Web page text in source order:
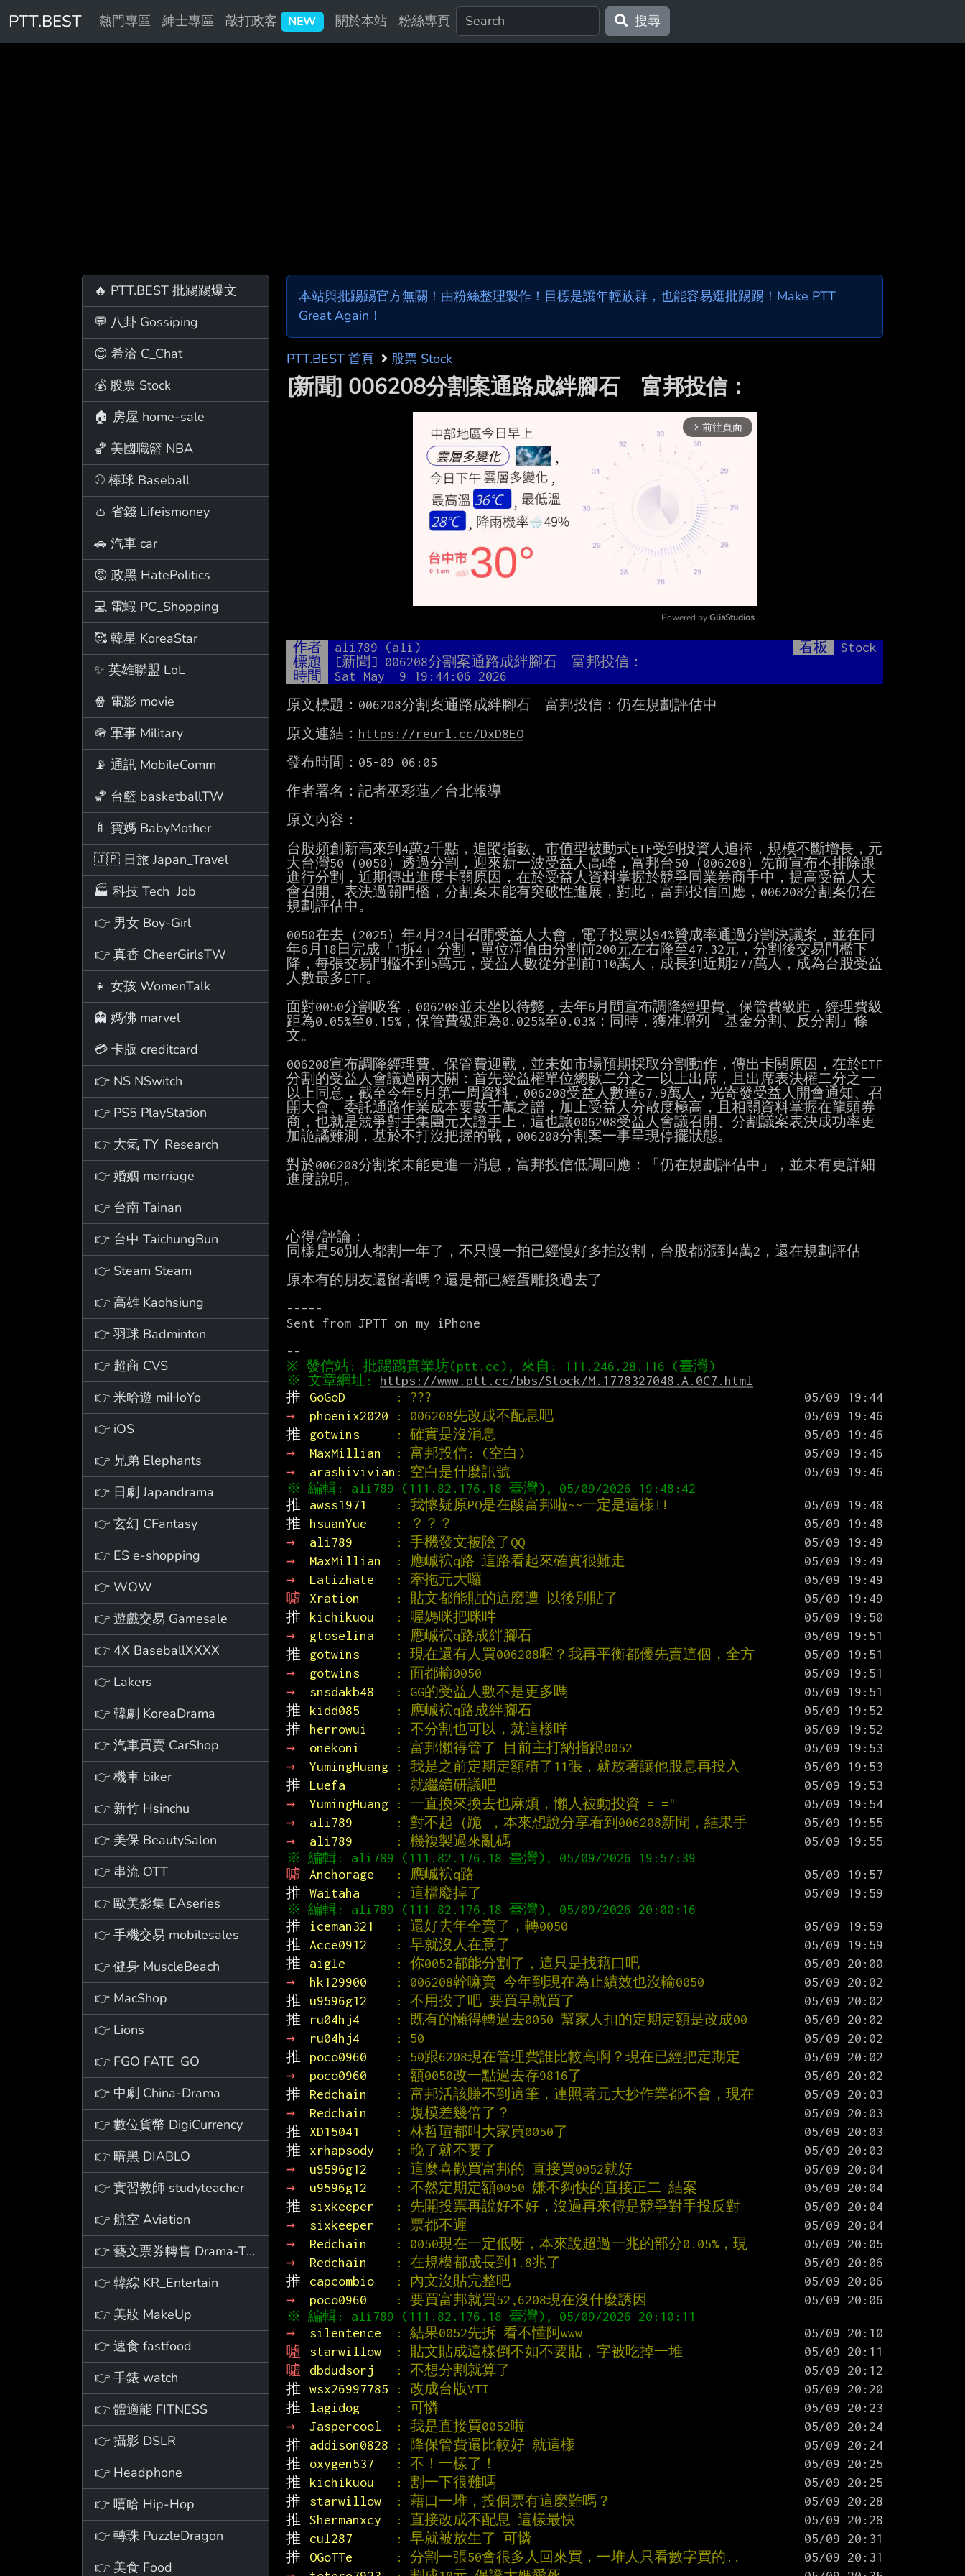
PTT.BEST 熱門專區 紳士專區 敲打政客 NEW 關於本站 粉絲專頁 搜尋
🔥 PTT.BEST 批踢踢爆文
💬 八卦 Gossiping
😊 希洽 C_Chat
💰 股票 Stock
🏠 房屋 home-sale
🏀 美國職籃 NBA
⚾ 棒球 Baseball
👛 省錢 Lifeismoney
🚗 汽車 car
😡 政黑 HatePolitics
💻 電蝦 PC_Shopping
🥰 韓星 KoreaStar
✨ 英雄聯盟 LoL
🍿 電影 movie
🪖 軍事 Military
📡 通訊 MobileComm
🏀 台籃 basketballTW
🍼 寶媽 BabyMother
🇯🇵 日旅 Japan_Travel
🏭 科技 Tech_Job
👉 男女 Boy-Girl
👉 真香 CheerGirlsTW
👧 女孩 WomenTalk
👻 媽佛 marvel
💳 卡版 creditcard
👉 NS NSwitch
👉 PS5 PlayStation
👉 大氣 TY_Research
👉 婚姻 marriage
👉 台南 Tainan
👉 台中 TaichungBun
👉 Steam Steam
👉 高雄 Kaohsiung
👉 羽球 Badminton
👉 超商 CVS
👉 米哈遊 miHoYo
👉 iOS
👉 兄弟 Elephants
👉 日劇 Japandrama
👉 玄幻 CFantasy
👉 ES e-shopping
👉 WOW
👉 遊戲交易 Gamesale
👉 4X BaseballXXXX
👉 Lakers
👉 韓劇 KoreaDrama
👉 汽車買賣 CarShop
👉 機車 biker
👉 新竹 Hsinchu
👉 美保 BeautySalon
👉 串流 OTT
👉 歐美影集 EAseries
👉 手機交易 mobilesales
👉 健身 MuscleBeach
👉 MacShop
👉 Lions
👉 FGO FATE_GO
👉 中劇 China-Drama
👉 數位貨幣 DigiCurrency
👉 暗黑 DIABLO
👉 實習教師 studyteacher
👉 航空 Aviation
👉 藝文票券轉售 Drama-Ticket
👉 韓綜 KR_Entertain
👉 美妝 MakeUp
👉 速食 fastfood
👉 手錶 watch
👉 體適能 FITNESS
👉 攝影 DSLR
👉 Headphone
👉 嘻哈 Hip-Hop
👉 轉珠 PuzzleDragon
👉 美食 Food
本站與批踢踢官方無關！由粉絲整理製作！目標是讓年輕族群，也能容易逛批踢踢！Make PTT
Great Again！
PTT.BEST 首頁 股票 Stock
[新聞] 006208分割案通路成絆腳石 富邦投信：
arrow_forward_ios 前往頁面
Powered by GliaStudios
作者 ali789 (ali) 看板
Stock
標題
[新聞] 006208分割案通路成絆腳石　富邦投信：
時間
Sat May  9 19:44:06 2026
原文標題：006208分割案通路成絆腳石　富邦投信：仍在規劃評估中
原文連結： https://reurl.cc/DxD8EO
發布時間：05-09 06:05
作者署名：記者巫彩蓮／台北報導
原文內容：
台股頻創新高來到4萬2千點，追蹤指數、市值型被動式ETF受到投資人追捧，規模不斷增長，元
大台灣50（0050）透過分割，迎來新一波受益人高峰，富邦台50（006208）先前宣布不排除跟
進行分割，近期傳出進度卡關原因，在於受益人資料掌握於競爭同業券商手中，提高受益人大
會召開、表決過關門檻，分割案未能有突破性進展，對此，富邦投信回應，006208分割案仍在
規劃評估中。
0050在去（2025）年4月24日召開受益人大會，電子投票以94%贊成率通過分割決議案，並在同
年6月18日完成「1拆4」分割，單位淨值由分割前200元左右降至47.32元，分割後交易門檻下
降，每張交易門檻不到5萬元，受益人數從分割前110萬人，成長到近期277萬人，成為台股受益
人數最多ETF。
面對0050分割吸客，006208並未坐以待斃，去年6月間宣布調降經理費、保管費級距，經理費級
距為0.05%至0.15%，保管費級距為0.025%至0.03%；同時，獲准增列「基金分割、反分割」條
文。
006208宣布調降經理費、保管費迎戰，並未如市場預期採取分割動作，傳出卡關原因，在於ETF
分割的受益人會議過兩大關：首先受益權單位總數二分之一以上出席，且出席表決權二分之一
以上同意，截至今年5月第一周資料，006208受益人數達67.9萬人，光寄發受益人開會通知、召
開大會、委託通路作業成本要數千萬之譜，加上受益人分散度極高，且相關資料掌握在龍頭券
商，也就是競爭對手集團元大證手上，這也讓006208受益人會議召開、分割議案表決成功率更
加詭譎難測，基於不打沒把握的戰，006208分割案一事呈現停擺狀態。
對於006208分割案未能更進一消息，富邦投信低調回應：「仍在規劃評估中」，並未有更詳細
進度說明。
心得/評論：
同樣是50別人都割一年了，不只慢一拍已經慢好多拍沒割，台股都漲到4萬2，還在規劃評估
原本有的朋友還留著嗎？還是都已經蛋雕換過去了
-----
Sent from JPTT on my iPhone
※ 文章網址: https://www.ptt.cc/bbs/Stock/M.1778327048.A.0C7.html
推
GoGoD : ???
→
phoenix2020 : 006208先改成不配息吧
推
gotwins : 確實是沒消息
→
MaxMillian : 富邦投信: (空白)
→
arashivivian : 空白是什麼訊號
推
awss1971 : 我懷疑原PO是在酸富邦啦~~一定是這樣!!
推
hsuanYue : ？？？
→
ali789 : 手機發文被陰了QQ
→
MaxMillian : 應峸袕q路 這路看起來確實很難走
→
Latizhate : 牽拖元大囉
噓
Xration : 貼文都能貼的這麼遭 以後別貼了
推
kichikuou : 喔媽咪把咪吽
→
gtoselina : 應峸袕q路成絆腳石
推
gotwins : 現在還有人買006208喔？我再平衡都優先賣這個，全方
→
gotwins : 面都輸0050
→
snsdakb48 : GG的受益人數不是更多嗎
推
kidd085 : 應峸袕q路成絆腳石
推
herrowui : 不分割也可以，就這樣咩
→
onekoni : 富邦懶得管了 目前主打納指跟0052
→
YumingHuang : 我是之前定期定額積了11張，就放著讓他股息再投入
推
Luefa : 就繼續研議吧
→
YumingHuang : 一直換來換去也麻煩，懶人被動投資 = ="
→
ali789 : 對不起（跪 ，本來想說分享看到006208新聞，結果手
→
ali789 : 機複製過來亂碼
噓 Anchorage : 應峸袕q路
推 Waitaha : 這檔廢掉了
推
iceman321 : 還好去年全賣了，轉0050
推 Acce0912 : 早就沒人在意了
推
aigle : 你0052都能分割了，這只是找藉口吧
→
hk129900 : 006208幹嘛賣 今年到現在為止績效也沒輸0050
推
u9596g12 : 不用投了吧 要買早就買了
推
ru04hj4 : 既有的懶得轉過去0050 幫家人扣的定期定額是改成00
→
ru04hj4 : 50
推
poco0960 : 50跟6208現在管理費誰比較高啊？現在已經把定期定
→
poco0960 : 額0050改一點過去存9816了
推
Redchain : 富邦活該賺不到這筆，連照著元大抄作業都不會，現在
→
Redchain : 規模差幾倍了？
推
XD15041 : 林哲瑄都叫大家買0050了
推
xrhapsody : 晚了就不要了
→
u9596g12 : 這麼喜歡買富邦的 直接買0052就好
→
u9596g12 : 不然定期定額0050 嫌不夠快的直接正二 結案
推
sixkeeper : 先開投票再說好不好，沒過再來傳是競爭對手投反對
→
sixkeeper : 票都不遲
→
Redchain : 0050現在一定低呀，本來說超過一兆的部分0.05%，現
→
Redchain : 在規模都成長到1.8兆了
推
capcombio : 內文沒貼完整吧
→
poco0960 : 要買富邦就買52,6208現在沒什麼誘因
→
silentence : 結果0052先拆 看不懂阿www
噓
starwillow : 貼文貼成這樣倒不如不要貼，字被吃掉一堆
噓
dbdudsorj : 不想分割就算了
推 wsx26997785 : 改成台版VTI
推
lagidog : 可憐
→
Jaspercool : 我是直接買0052啦
推
addison0828 : 降保管費還比較好 就這樣
推
oxygen537 : 不！一樣了！
推
kichikuou : 割一下很難嗎
推
starwillow : 藉口一堆，投個票有這麼難嗎？
推 Shermanxcy : 直接改成不配息 這樣最快
推
cul287 : 早就被放生了 可憐
推
OGoTTe : 分割一張50會很多人回來買，一堆人只看數字買的..